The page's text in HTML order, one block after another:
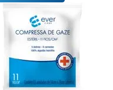
Menos